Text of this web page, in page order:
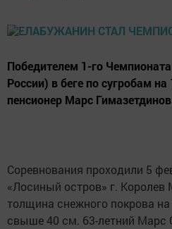
Победителем 1-го
России) в беге по сугробам
пенсионер Марс
Соревнования проходили 5
«Лосиный остров» г. Королев
толщина снежного покрова на
свыше 40 см. 63-летний Марс